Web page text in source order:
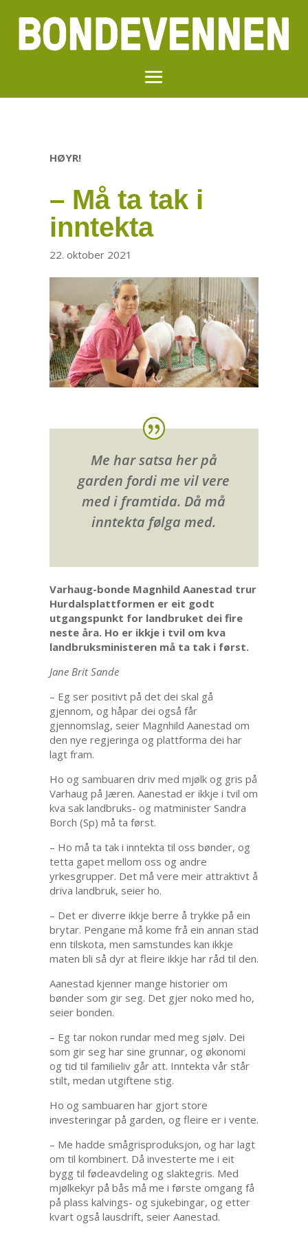
HØYR!
– Må ta tak i
inntekta
22. oktober 2021
Me har satsa her på
garden fordi me vil vere
med i framtida. Då må
inntekta følga med.
Varhaug-bonde Magnhild Aanestad trur
Hurdalsplattformen er eit godt
utgangspunkt for landbruket dei fire
neste åra. Ho er ikkje i tvil om kva
landbruksministeren må ta tak i først.
Jane Brit Sande
– Eg ser positivt på det dei skal gå
gjennom, og håpar dei også får
gjennomslag, seier Magnhild Aanestad om
den nye regjeringa og plattforma dei har
lagt fram.
Ho og sambuaren driv med mjølk og gris på
Varhaug på Jæren. Aanestad er ikkje i tvil om
kva sak landbruks- og matminister Sandra
Borch (Sp) må ta først.
– Ho må ta tak i inntekta til oss bønder, og
tetta gapet mellom oss og andre
yrkesgrupper. Det må vere meir attraktivt å
driva landbruk, seier ho.
– Det er diverre ikkje berre å trykke på ein
brytar. Pengane må kome frå ein annan stad
enn tilskota, men samstundes kan ikkje
maten bli så dyr at fleire ikkje har råd til den.
Aanestad kjenner mange historier om
bønder som gir seg. Det gjer noko med ho,
seier bonden.
– Eg tar nokon rundar med meg sjølv. Dei
som gir seg har sine grunnar, og økonomi
og tid til familieliv går att. Inntekta vår står
stilt, medan utgiftene stig.
Ho og sambuaren har gjort store
investeringar på garden, og fleire er i vente.
– Me hadde smågrisproduksjon, og har lagt
om til kombinert. Då investerte me i eit
bygg til fødeavdeling og slaktegris. Med
mjølkekyr på bås må me i første omgang få
på plass kalvings- og sjukebingar, og etter
kvart også lausdrift, seier Aanestad.